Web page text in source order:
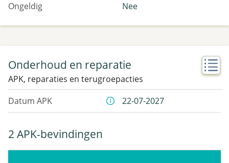
Ongeldig
Nee
Onderhoud en reparatie
APK, reparaties en terugroepacties
Datum APK
22-07-2027
2 APK-bevindingen